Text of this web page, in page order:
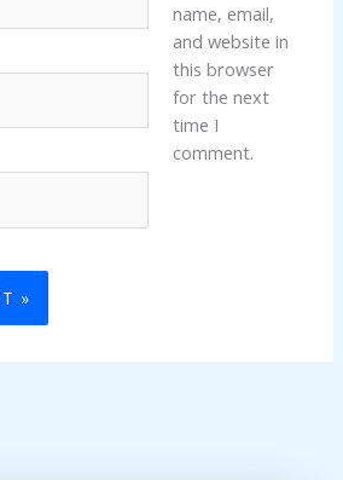
name, email,
and website in
this browser
for the next
time I
comment.